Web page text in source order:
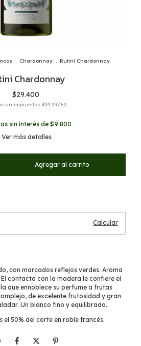
. Chardonnay . Rutini Chardonnay
Chardonnay
$29.400
sin impuestos $24.297,52
sin interés de $9.800
Ver más detalles
Calcular
con marcados reflejos verdes. Aroma
contacto con la madera le confiere el
que ennoblece su perfume a frutas
de excelente frutosidad y gran
Un blanco fino y equilibrado.
el 50% del corte en roble francés.